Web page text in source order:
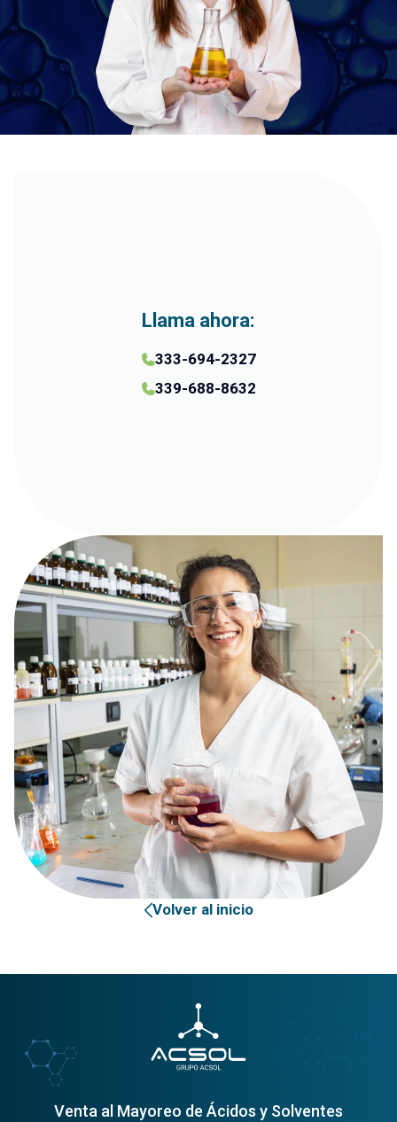
Llama ahora:
333-694-2327
339-688-8632
Volver al inicio
Venta al Mayoreo de Ácidos y Solventes